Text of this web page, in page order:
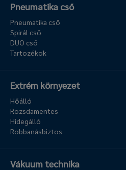
Pneumatika cső
Pneumatika cső
Spirál cső
DUO cső
Tartozékok
Extrém környezet
Hőálló
Rozsdamentes
Hidegálló
Robbanásbiztos
Vákuum technika